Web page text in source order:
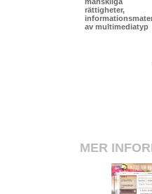
rättigheter,
av multimediatyp
MER